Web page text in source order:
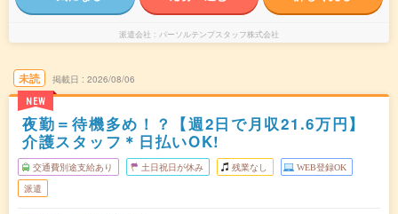
派遣会社 パーソルテンプスタッフ株式会社
未読
NEW
掲載日 2026/08/06
夜勤＝待機多め！？【週2日で月収21.6万円】
介護スタッフ＊日払いOK!
交通費別途支給あり 土日祝日が休み 残業なし WEB登録OK
派遣